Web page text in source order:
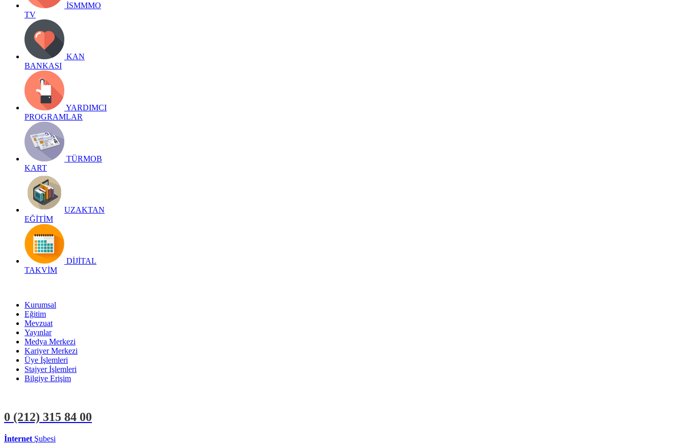
İSMMMO
TV
KAN
BANKASI
YARDIMCI
PROGRAMLAR
TÜRMOB
KART
UZAKTAN
EĞİTİM
DİJİTAL
TAKVİM
Kurumsal
Eğitim
Mevzuat
Yayınlar
Medya Merkezi
Kariyer Merkezi
Üye İşlemleri
Stajyer İşlemleri
Bilgiye Erişim
0 (212) 315 84 00
İnternet Şubesi